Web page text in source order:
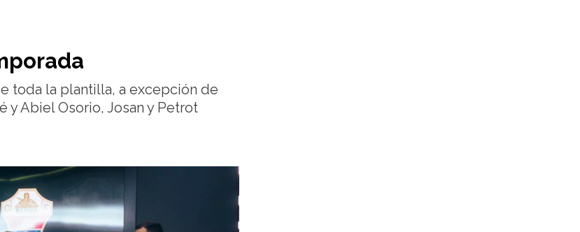
toda la plantilla, a excepción de
y Abiel Osorio, Josan y Petrot